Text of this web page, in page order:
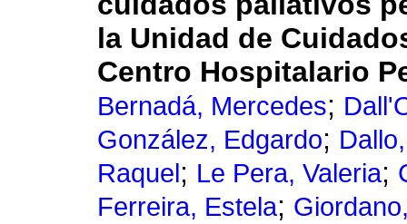
la Unidad de
Centro Hospitalario
Bernadá, Mercedes;
González, Edgardo;
Raquel ; Le Pera, Valeria;
Ferreira, Estela;